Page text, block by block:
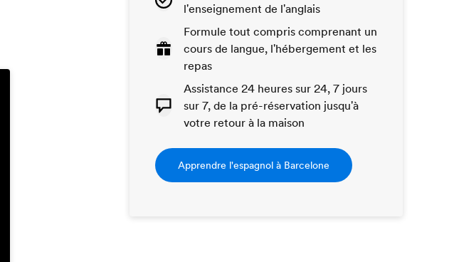
l'enseignement de l'anglais
Formule tout compris comprenant un
cours de langue, l'hébergement et les
repas
Assistance 24 heures sur 24, 7 jours
sur 7, de la pré-réservation jusqu'à
votre retour à la maison
Apprendre l'espagnol à Barcelone